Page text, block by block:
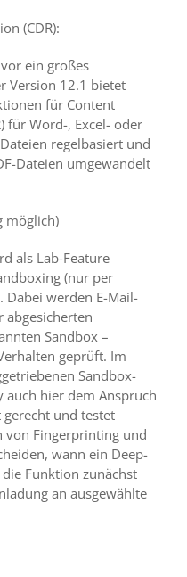
(CDR):
ein großes
Version 12.1 bietet
für Content
für Word-, Excel- oder
regelbasiert und
Dateien umgewandelt
möglich)
als Lab-Feature
(nur per
Dabei werden E-Mail-
abgesicherten
Sandbox –
geprüft. Im
Sandbox-
auch hier dem Anspruch
und testet
von Fingerprinting und
wann ein Deep-
Funktion zunächst
an ausgewählte